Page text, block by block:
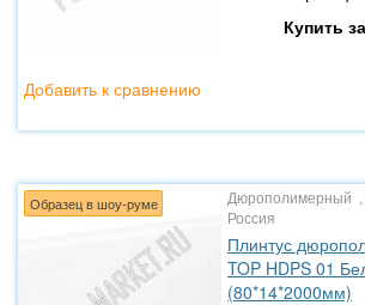
Купить за
Добавить к сравнению
Образец в шоу-руме
Дюрополимерный ,
Россия
Плинтус
TOP HDPS 01
(80*14*2000мм)